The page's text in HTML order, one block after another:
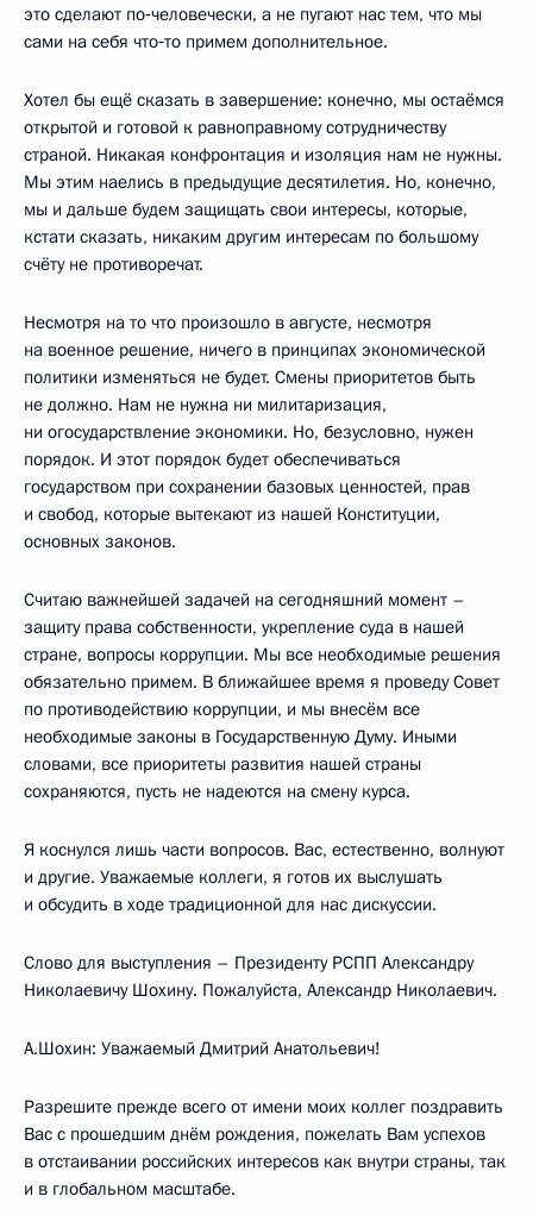
это сделают по‑человечески, а не пугают нас тем, что мы
сами на себя что‑то примем дополнительное.
Хотел бы ещё сказать в завершение: конечно, мы остаёмся
открытой и готовой к равноправному сотрудничеству
страной. Никакая конфронтация и изоляция нам не нужны.
Мы этим наелись в предыдущие десятилетия. Но, конечно,
мы и дальше будем защищать свои интересы, которые,
кстати сказать, никаким другим интересам по большому
счёту не противоречат.
Несмотря на то что произошло в августе, несмотря
на военное решение, ничего в принципах экономической
политики изменяться не будет. Смены приоритетов быть
не должно. Нам не нужна ни милитаризация,
ни огосударствление экономики. Но, безусловно, нужен
порядок. И этот порядок будет обеспечиваться
государством при сохранении базовых ценностей, прав
и свобод, которые вытекают из нашей Конституции,
основных законов.
Считаю важнейшей задачей на сегодняшний момент –
защиту права собственности, укрепление суда в нашей
стране, вопросы коррупции. Мы все необходимые решения
обязательно примем. В ближайшее время я проведу Совет
по противодействию коррупции, и мы внесём все
необходимые законы в Государственную Думу. Иными
словами, все приоритеты развития нашей страны
сохраняются, пусть не надеются на смену курса.
Я коснулся лишь части вопросов. Вас, естественно, волнуют
и другие. Уважаемые коллеги, я готов их выслушать
и обсудить в ходе традиционной для нас дискуссии.
Слово для выступления – Президенту РСПП Александру
Николаевичу Шохину. Пожалуйста, Александр Николаевич.
А.Шохин: Уважаемый Дмитрий Анатольевич!
Разрешите прежде всего от имени моих коллег поздравить
Вас с прошедшим днём рождения, пожелать Вам успехов
в отстаивании российских интересов как внутри страны, так
и в глобальном масштабе.